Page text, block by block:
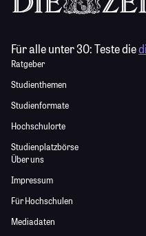
Für alle unter 30:Teste die
Ratgeber
Studienthemen
Studienformate
Hochschulorte
Studienplatzbörse
Über uns
Impressum
Für Hochschulen
Mediadaten